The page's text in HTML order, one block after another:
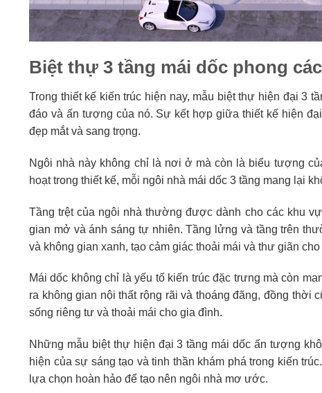
Biệt thự 3 tầng mái dốc phong
Trong thiết kế kiến trúc hiện nay, mẫu biệt thự hiện đại 3
đáo và ấn tượng của nó. Sự kết hợp giữa thiết kế hiện
đẹp mắt và sang trọng.
Ngôi nhà này không chỉ là nơi ở mà còn là biểu tượng
hoạt trong thiết kế, mỗi ngôi nhà mái dốc 3 tầng mang lại
Tầng trệt của ngôi nhà thường được dành cho các khu
gian mở và ánh sáng tự nhiên. Tầng lửng và tầng trên
và không gian xanh, tạo cảm giác thoải mái và thư giãn
Mái dốc không chỉ là yếu tố kiến trúc đặc trưng mà còn
ra không gian nội thất rộng rãi và thoáng đãng, đồng thời
sống riêng tư và thoải mái cho gia đình.
Những mẫu biệt thự hiện đại 3 tầng mái dốc ấn tượng
hiện của sự sáng tạo và tinh thần khám phá trong kiến
lựa chọn hoàn hảo để tạo nên ngôi nhà mơ ước.